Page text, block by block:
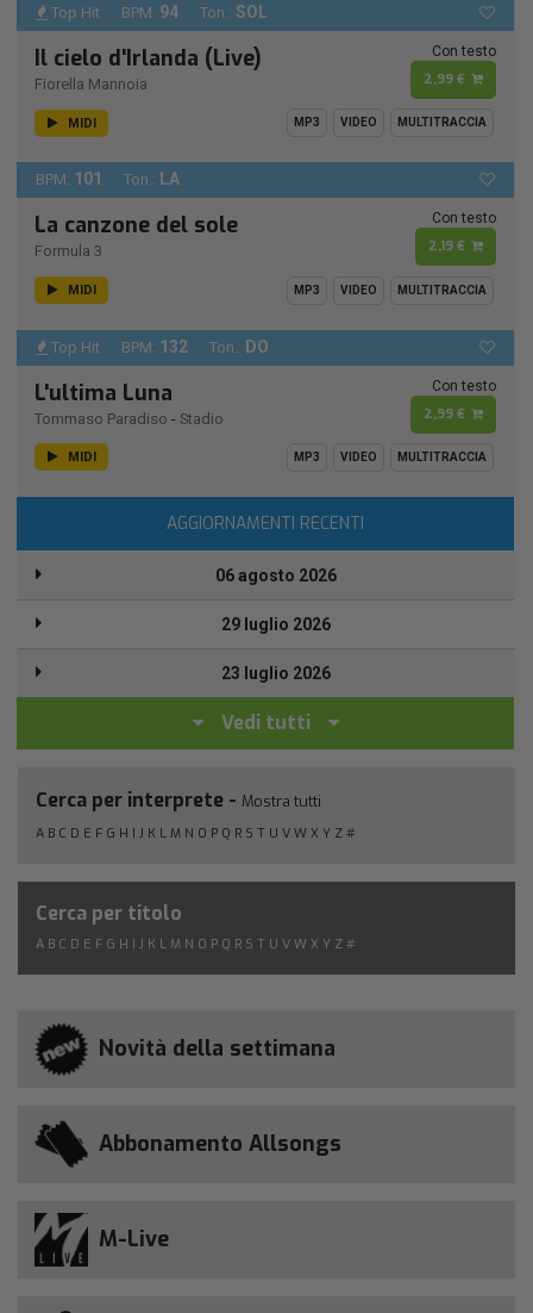
Top Hit BPM: 94 Ton.: SOL
Il cielo d'Irlanda (Live)
Fiorella Mannoia
Con testo
2,99 €
MIDI MP3 VIDEO MULTITRACCIA
BPM: 101 Ton.: LA
La canzone del sole
Formula 3
Con testo
2,19 €
MIDI MP3 VIDEO MULTITRACCIA
Top Hit BPM: 132 Ton.: DO
L'ultima Luna
Tommaso Paradiso - Stadio
Con testo
2,99 €
MIDI MP3 VIDEO MULTITRACCIA
AGGIORNAMENTI RECENTI
06 agosto 2026
29 luglio 2026
23 luglio 2026
Vedi tutti
Cerca per interprete - Mostra tutti
A B C D E F G H I J K L M N O P Q R S T U V W X Y Z #
Cerca per titolo
A B C D E F G H I J K L M N O P Q R S T U V W X Y Z #
Novità della settimana
Abbonamento Allsongs
M-Live